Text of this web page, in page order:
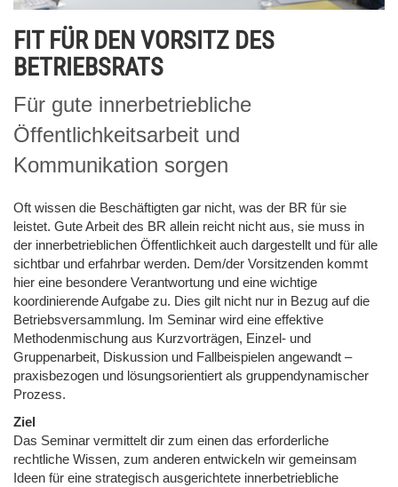
FIT FÜR DEN VORSITZ DES
BETRIEBSRATS
Für gute innerbetriebliche
Öffentlichkeitsarbeit und
Kommunikation sorgen
Oft wissen die Beschäftigten gar nicht, was der BR für sie
leistet. Gute Arbeit des BR allein reicht nicht aus, sie muss in
der innerbetrieblichen Öffentlichkeit auch dargestellt und für alle
sichtbar und erfahrbar werden. Dem/der Vorsitzenden kommt
hier eine besondere Verantwortung und eine wichtige
koordinierende Aufgabe zu. Dies gilt nicht nur in Bezug auf die
Betriebsversammlung. Im Seminar wird eine effektive
Methodenmischung aus Kurzvorträgen, Einzel- und
Gruppenarbeit, Diskussion und Fallbeispielen angewandt –
praxisbezogen und lösungsorientiert als gruppendynamischer
Prozess.
Ziel
Das Seminar vermittelt dir zum einen das erforderliche
rechtliche Wissen, zum anderen entwickeln wir gemeinsam
Ideen für eine strategisch ausgerichtete innerbetriebliche